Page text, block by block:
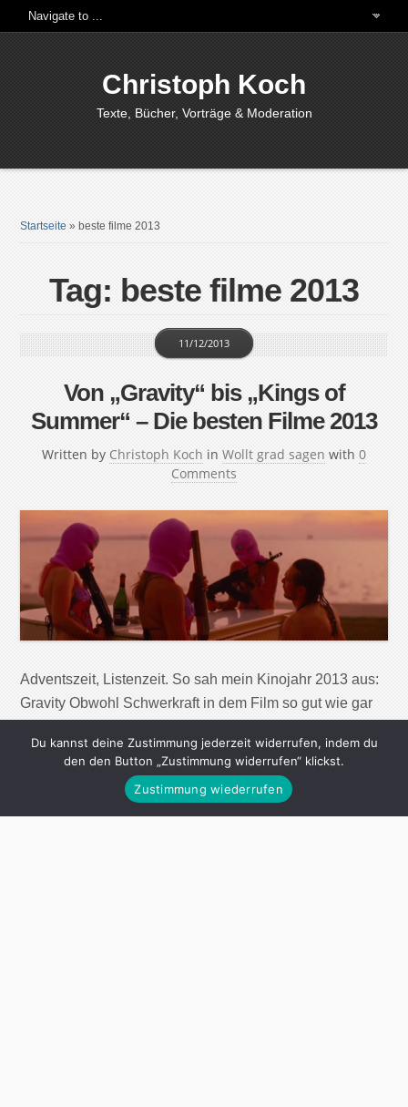
Christoph Koch
Texte, Bücher, Vorträge & Moderation
Startseite » beste filme 2013
Tag: beste filme 2013
Von „Gravity“ bis „Kings of
Summer“ – Die besten Filme 2013
Written by Christoph Koch
11/12/2013
in Wollt grad sagen with 0
Comments
Adventszeit, Listenzeit. So sah mein Kinojahr 2013 aus:
Gravity Obwohl Schwerkraft in dem Film so gut wie gar
sensationeller Film. Zum Haareraufen allerdings: Der
Vorspann erklärt noch, warum es im Weltall kein
Geräusch gibt – und dann schaufeln sich links und
rechts neben einem zwei Spezialisten ungelogen von
Du kannst deine Zustimmung jederzeit widerrufen, indem du
den den Button „Zustimmung widerrufen“ klickst.
Zustimmung wiederrufen